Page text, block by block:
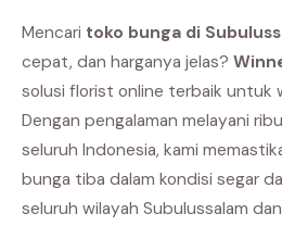
Mencari toko bunga di
cepat, dan harganya jelas?
solusi florist online terbaik untuk
Dengan pengalaman melayani
seluruh Indonesia, kami
bunga tiba dalam kondisi segar
seluruh wilayah Subulussalam